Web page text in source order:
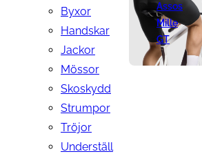
Byxor
Handskar
Jackor
Mössor
Skoskydd
Strumpor
Tröjor
Underställ
Assos
Mille
GT